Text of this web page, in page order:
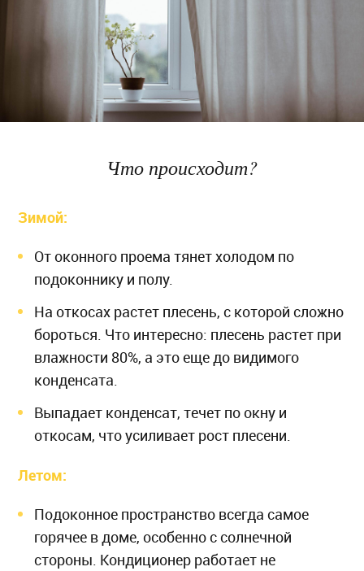
Что происходит?
Зимой:
От оконного проема тянет холодом по
подоконнику и полу.
На откосах растет плесень, с которой сложно
бороться. Что интересно: плесень растет при
влажности 80%, а это еще до видимого
конденсата.
Выпадает конденсат, течет по окну и
откосам, что усиливает рост плесени.
Летом:
Подоконное пространство всегда самое
горячее в доме, особенно с солнечной
стороны. Кондиционер работает не